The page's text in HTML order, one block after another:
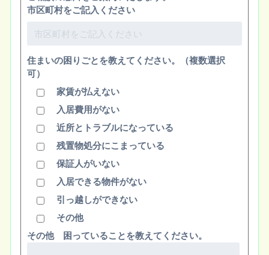
市区町村をご記入ください
住まいの困りごとを教えてください。（複数選択
可）
家賃が払えない
入居費用がない
近所とトラブルになっている
残置物処分にこまっている
保証人がいない
入居できる物件がない
引っ越しができない
その他
その他 困っていることを教えてください。